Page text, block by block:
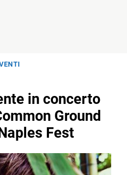
in concerto
Ground
Fest